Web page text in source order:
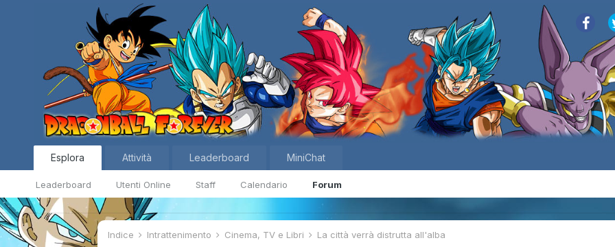
Esplora
Leaderboard Utenti Online Staff Calendario Forum
Attività Leaderboard MiniChat
Indice Intrattenimento Cinema, TV e Libri La città verrà distrutta all'alba